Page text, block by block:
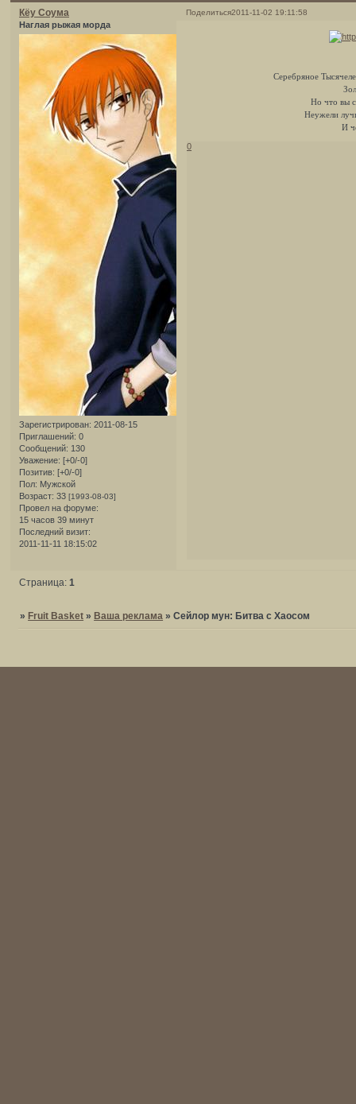
Поделиться2011-11-02 19:11:58
Кёу Соума
Наглая рыжая морда
Зарегистрирован: 2011-08-15
Приглашений: 0
Сообщений: 130
Уважение: [+0/-0]
Позитив: [+0/-0]
Пол: Мужской
Возраст: 33 [1993-08-03]
Провел на форуме:
15 часов 39 минут
Последний визит:
2011-11-11 18:15:02
Серебряное
Но что вы
Неужели
И
0
Страница:1
» Fruit Basket » Ваша реклама »Сейлор мун: Битва с Хаосом